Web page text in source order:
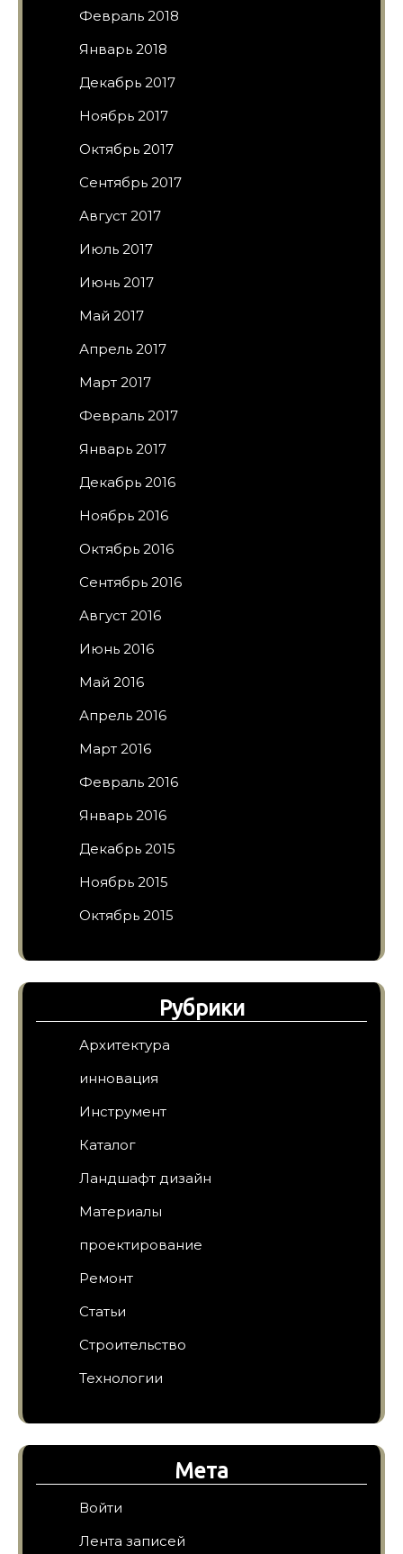
Февраль 2018
Январь 2018
Декабрь 2017
Ноябрь 2017
Октябрь 2017
Сентябрь 2017
Август 2017
Июль 2017
Июнь 2017
Май 2017
Апрель 2017
Март 2017
Февраль 2017
Январь 2017
Декабрь 2016
Ноябрь 2016
Октябрь 2016
Сентябрь 2016
Август 2016
Июнь 2016
Май 2016
Апрель 2016
Март 2016
Февраль 2016
Январь 2016
Декабрь 2015
Ноябрь 2015
Октябрь 2015
Рубрики
Архитектура
инновация
Инструмент
Каталог
Ландшафт дизайн
Материалы
проектирование
Ремонт
Статьи
Строительство
Технологии
Мета
Войти
Лента записей